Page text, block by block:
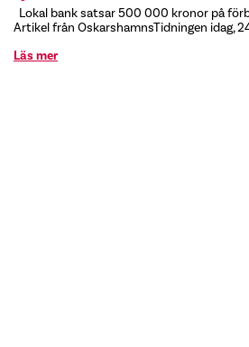
Lokal bank satsar 500 000 kronor på
Artikel från OskarshamnsTidningen idag,
Läs mer